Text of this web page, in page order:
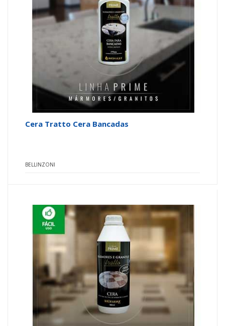
Cera Tratto Cera Bancadas
BELLINZONI